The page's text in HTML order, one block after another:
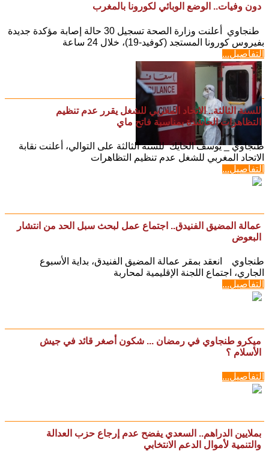
دون وفيات.. الوضع الوبائي لكورونا بالمغرب
طنجاوي أعلنت وزارة الصحة تسجيل 30 حالة إصابة مؤكدة جديدة
بفيروس كورونا المستجد (كوفيد-19)، خلال 24 ساعة
التفاصيل...
للسنة الثالثة.. الاتحاد المغربي للشغل يقرر عدم تنظيم
التظاهرات الحاشدة بمناسبة فاتح ماي
طنجاوي _ يوسف الحايك للسنة الثالثة على التوالي، أعلنت نقابة
الاتحاد المغربي للشغل عدم تنظيم التظاهرات
التفاصيل...
عمالة المضيق الفنيدق.. اجتماع عمل لبحث سبل الحد من انتشار
البعوض
طنجاوي انعقد بمقر عمالة المضيق الفنيدق، بداية الأسبوع
الجاري، اجتماع اللجنة الإقليمية لمحاربة
التفاصيل...
ميكرو طنجاوي في رمضان ... شكون أصغر قائد في جيش
الأسلام ؟
التفاصيل...
بملايين الدراهم.. السعدي يفضح عدم إرجاع حزب العدالة
والتنمية لأموال الدعم الانتخابي